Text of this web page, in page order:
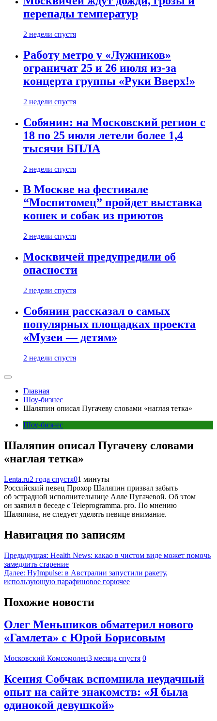
перепады температур
2 недели спустя
Работу метро у «Лужников»
ограничат 25 и 26 июля из-за
концерта группы «Руки Вверх!»
2 недели спустя
Собянин: на Московский регион с
18 по 25 июля летели более 1,4
тысячи БПЛА
2 недели спустя
В Москве на фестивале
“Моспитомец” пройдет выставка
кошек и собак из приютов
2 недели спустя
Москвичей предупредили об
опасности
2 недели спустя
Собянин рассказал о самых
популярных площадках проекта
«Музеи — детям»
2 недели спустя
Главная
Шоу-бизнес
Шаляпин описал Пугачеву словами «наглая тетка»
Шоу-бизнес
Шаляпин описал Пугачеву словами
«наглая тетка»
Lenta.ru2 года спустя01 минуты
Российский певец Прохор Шаляпин призвал забыть
об эстрадной исполнительнице Алле Пугачевой. Об этом
он заявил в беседе с Teleprogramma. pro. По мнению
Шаляпина, не следует уделять певице внимание.
Навигация по записям
Предыдущая: Health News: какао в чистом виде может помочь
замедлить старение
Далее: HyImpulse: в Австралии запустили ракету,
использующую парафиновое горючее
Похожие новости
Олег Меньшиков обматерил нового
«Гамлета» с Юрой Борисовым
Московский Комсомолец3 месяца спустя 0
Ксения Собчак вспомнила неудачный
опыт на сайте знакомств: «Я была
одинокой девушкой»